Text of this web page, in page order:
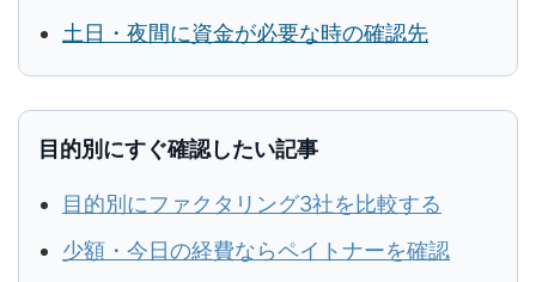
土日・夜間に資金が必要な時の確認先
目的別にすぐ確認したい記事
目的別にファクタリング3社を比較する
少額・今日の経費ならペイトナーを確認